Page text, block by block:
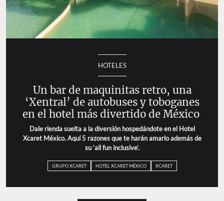
HOTELES
Un bar de maquinitas retro, una
‘Xentral’ de autobuses y toboganes
en el hotel más divertido de México
Dale rienda suelta a la diversión hospedándote en el Hotel
Xcaret México. Aquí 5 razones que te harán amarlo además de
su ‘all fun inclusive’.
GRUPO XCARET HOTEL XCARET MÉXICO XCARET